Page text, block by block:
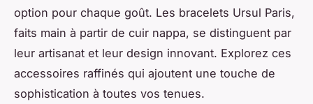
option pour chaque goût. Les bracelets Ursul Paris,
faits main à partir de cuir nappa, se distinguent par
leur artisanat et leur design innovant. Explorez ces
accessoires raffinés qui ajoutent une touche de
sophistication à toutes vos tenues.